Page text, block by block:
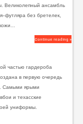
Великолепный ансамбль
футляра без бретелек,
Continue reading »
частью гардероба
в первую очередь
Самыми ярыми
и техасские
униформы.